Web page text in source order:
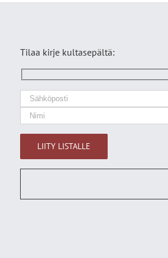
Tilaa kirje kultasepältä: